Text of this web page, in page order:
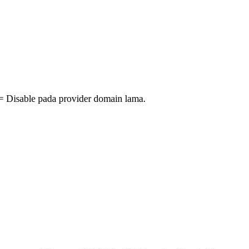
pada provider domain lama.